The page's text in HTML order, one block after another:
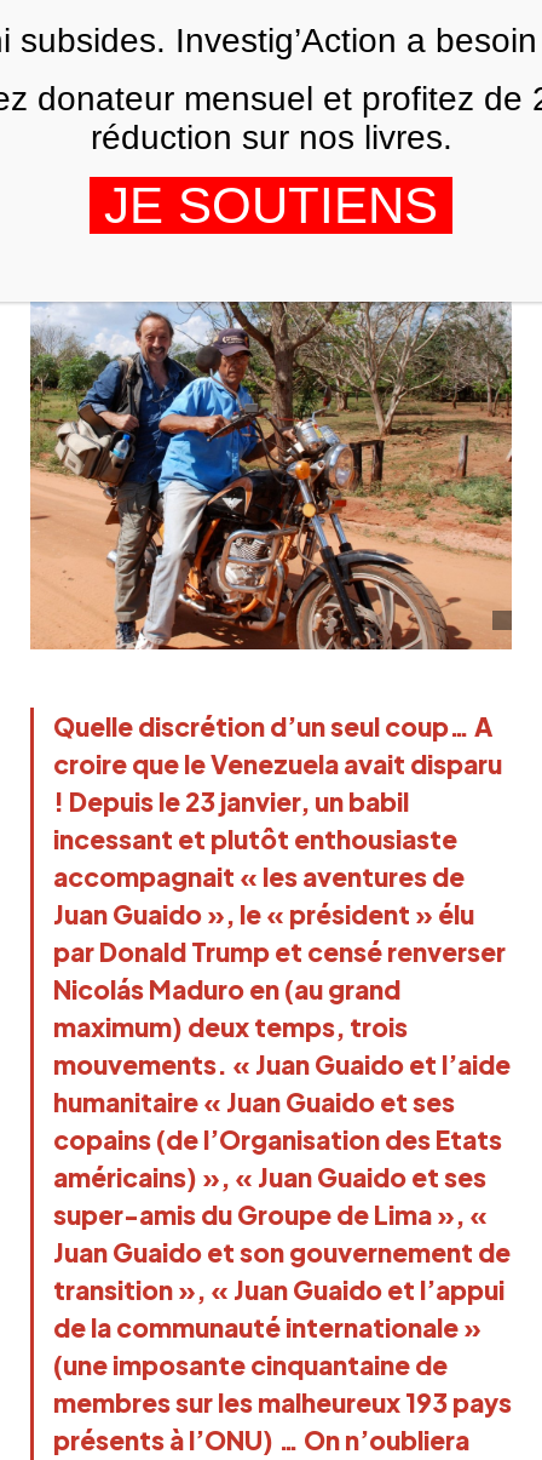
Droits de l’homme au Venezuela: aux
sources de la désinformation
Quelle discrétion d’un seul coup… A
croire que le Venezuela avait disparu
! Depuis le 23 janvier, un babil
incessant et plutôt enthousiaste
accompagnait « les aventures de
Juan Guaido », le « président » élu
par Donald Trump et censé renverser
Nicolás Maduro en (au grand
maximum) deux temps, trois
mouvements. « Juan Guaido et l’aide
humanitaire « Juan Guaido et ses
copains (de l’Organisation des Etats
américains) », « Juan Guaido et ses
super-amis du Groupe de Lima », «
Juan Guaido et son gouvernement de
transition », « Juan Guaido et l’appui
de la communauté internationale »
(une imposante cinquantaine de
membres sur les malheureux 193 pays
présents à l’ONU) … On n’oubliera
AMÉRIQUE LATINE
FR
subsides. Investig’Action a
donateur mensuel et profitez de
réduction sur nos livres.
JE SOUTIENS